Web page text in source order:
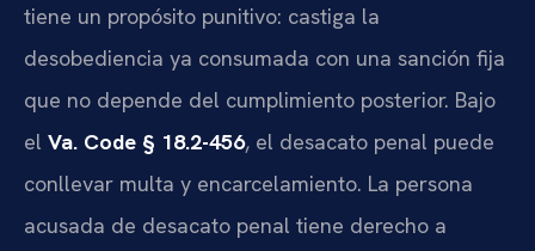
tiene un propósito punitivo: castiga la
desobediencia ya consumada con una sanción fija
que no depende del cumplimiento posterior. Bajo
el Va. Code § 18.2-456, el desacato penal puede
conllevar multa y encarcelamiento. La persona
acusada de desacato penal tiene derecho a